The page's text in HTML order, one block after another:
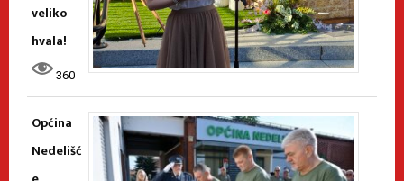
veliko
hvala!
360
Općina
Nedelišć